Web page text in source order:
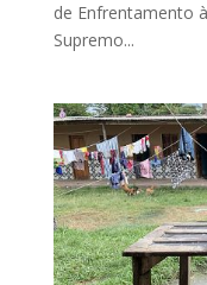
de Enfrentamento
Supremo...